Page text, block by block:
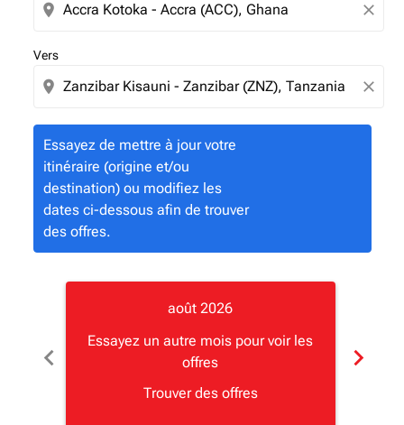
location_on close
Vers
location_on close
Essayez de mettre à jour votre
itinéraire (origine et/ou
destination) ou modifiez les
dates ci-dessous afin de trouver
des offres.
chevron_left
août 2026
Essayez un autre mois pour voir les
offres
Trouver des offres
chevron_right